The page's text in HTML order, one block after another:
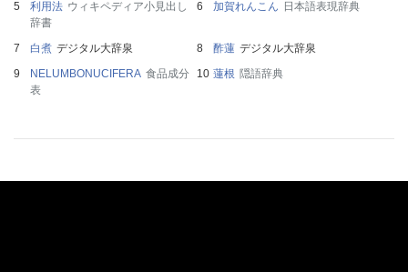
利用法 ウィキペディア小見出し
辞書
加賀れんこん 日本語表現辞典
白煮 デジタル大辞泉 酢蓮 デジタル大辞泉
NELUMBONUCIFERA 食品成分
表
蓮根 隠語辞典